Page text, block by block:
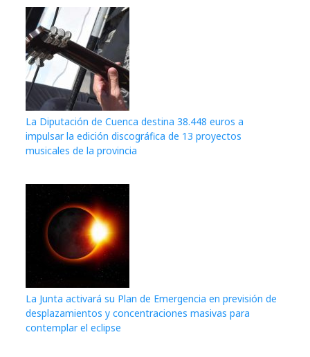
La Diputación de Cuenca destina 38.448 euros a
impulsar la edición discográfica de 13 proyectos
musicales de la provincia
La Junta activará su Plan de Emergencia en previsión de
desplazamientos y concentraciones masivas para
contemplar el eclipse